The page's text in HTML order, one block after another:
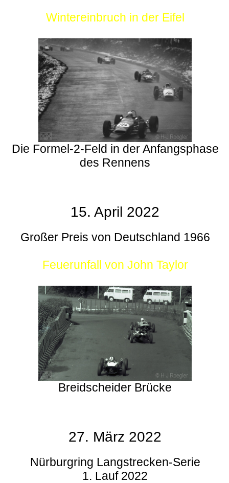
Wintereinbruch in der Eifel
Die Formel-2-Feld in der Anfangsphase
des Rennens
15. April 2022
Großer Preis von Deutschland 1966
Feuerunfall von John Taylor
Breidscheider Brücke
27. März 2022
Nürburgring Langstrecken-Serie
1. Lauf 2022